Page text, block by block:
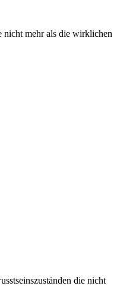
nicht mehr als die wirklichen
die nicht